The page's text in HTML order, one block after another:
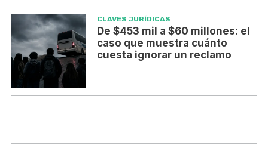
CLAVES JURÍDICAS
De $453 mil a $60 millones: el
caso que muestra cuánto
cuesta ignorar un reclamo